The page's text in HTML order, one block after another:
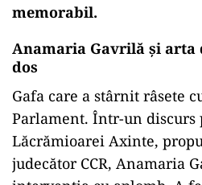
memorabil.
Anamaria Gavrilă și arta
dos
Gafa care a stârnit râsete
Parlament. Într-un discurs
Lăcrămioarei Axinte,
judecător CCR, Anamaria